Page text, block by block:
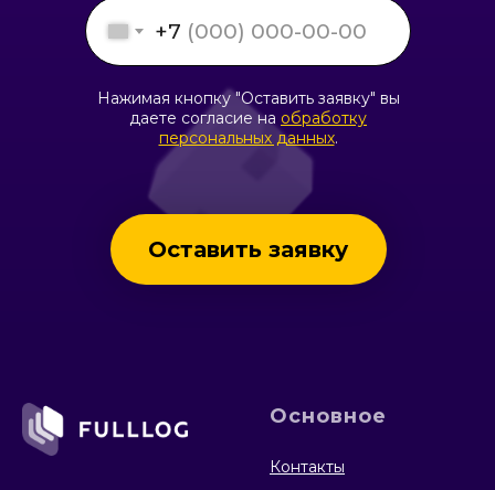
+7
Нажимая кнопку "Оставить заявку" вы
даете согласие на обработку
персональных данных.
Оставить заявку
Основное
Контакты